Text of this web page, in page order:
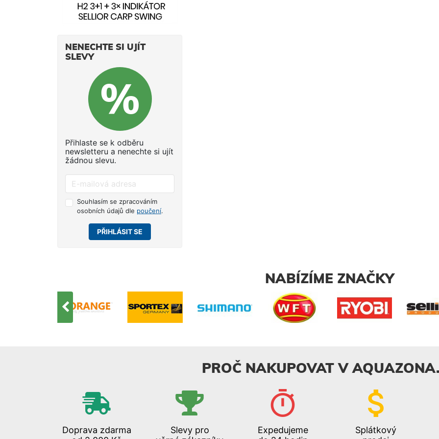
NENECHTE SI UJÍT
SLEVY
Přihlaste se k odběru
newsletteru a nenechte si ujít
žádnou slevu.
Souhlasím se zpracováním
osobních údajů dle poučení.
PŘIHLÁSIT SE
NABÍZÍME ZNAČKY
PROČ NAKUPOVAT V
Doprava zdarma
Slevy pro
Expedujeme
Splátkový